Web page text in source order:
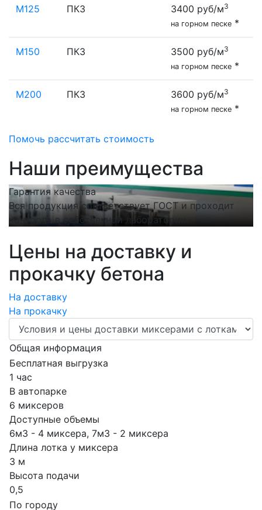
М125 ПК3 3400 руб/м3
на горном песке *
М150 ПК3 3500 руб/м3
на горном песке *
М200 ПК3 3600 руб/м3
на горном песке *
Помочь рассчитать стоимость
Наши преимущества
Гарантия качества
Вся продукция соответствует ГОСТ и проходит
контроль в собственной лаборатории.
Цены на доставку и
прокачку бетона
На доставку
На прокачку
Общая информация
Бесплатная выгрузка
1 час
В автопарке
6 миксеров
Доступные объемы
6м3 - 4 миксера, 7м3 - 2 миксера
Длина лотка у миксера
3 м
Высота подачи
0,5
По городу